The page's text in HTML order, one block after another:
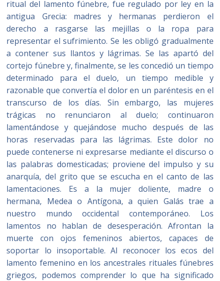
ritual del lamento fúnebre, fue regulado por ley en la
antigua Grecia: madres y hermanas perdieron el
derecho a rasgarse las mejillas o la ropa para
representar el sufrimiento. Se les obligó gradualmente
a contener sus llantos y lágrimas. Se las apartó del
cortejo fúnebre y, finalmente, se les concedió un tiempo
determinado para el duelo, un tiempo medible y
razonable que convertía el dolor en un paréntesis en el
transcurso de los días. Sin embargo, las mujeres
trágicas no renunciaron al duelo; continuaron
lamentándose y quejándose mucho después de las
horas reservadas para las lágrimas. Este dolor no
puede contenerse ni expresarse mediante el discurso o
las palabras domesticadas; proviene del impulso y su
anarquía, del grito que se escucha en el canto de las
lamentaciones. Es a la mujer doliente, madre o
hermana, Medea o Antígona, a quien Galás trae a
nuestro mundo occidental contemporáneo. Los
lamentos no hablan de desesperación. Afrontan la
muerte con ojos femeninos abiertos, capaces de
soportar lo insoportable. Al reconocer los ecos del
lamento femenino en los ancestrales rituales fúnebres
griegos, podemos comprender lo que ha significado